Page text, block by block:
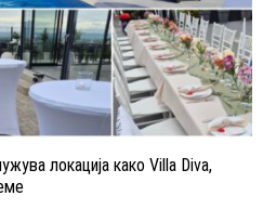
локација како Villa Diva,